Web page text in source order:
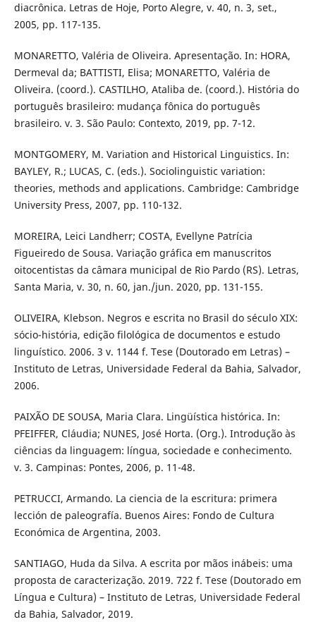
diacrônica. Letras de Hoje, Porto Alegre, v. 40, n. 3, set.,
2005, pp. 117-135.
MONARETTO, Valéria de Oliveira. Apresentação. In: HORA,
Dermeval da; BATTISTI, Elisa; MONARETTO, Valéria de
Oliveira. (coord.). CASTILHO, Ataliba de. (coord.). História do
português brasileiro: mudança fônica do português
brasileiro. v. 3. São Paulo: Contexto, 2019, pp. 7-12.
MONTGOMERY, M. Variation and Historical Linguistics. In:
BAYLEY, R.; LUCAS, C. (eds.). Sociolinguistic variation:
theories, methods and applications. Cambridge: Cambridge
University Press, 2007, pp. 110-132.
MOREIRA, Leici Landherr; COSTA, Evellyne Patrícia
Figueiredo de Sousa. Variação gráfica em manuscritos
oitocentistas da câmara municipal de Rio Pardo (RS). Letras,
Santa Maria, v. 30, n. 60, jan./jun. 2020, pp. 131-155.
OLIVEIRA, Klebson. Negros e escrita no Brasil do século XIX:
sócio-história, edição filológica de documentos e estudo
linguístico. 2006. 3 v. 1144 f. Tese (Doutorado em Letras) –
Instituto de Letras, Universidade Federal da Bahia, Salvador,
2006.
PAIXÃO DE SOUSA, Maria Clara. Lingüística histórica. In:
PFEIFFER, Cláudia; NUNES, José Horta. (Org.). Introdução às
ciências da linguagem: língua, sociedade e conhecimento.
v. 3. Campinas: Pontes, 2006, p. 11-48.
PETRUCCI, Armando. La ciencia de la escritura: primera
lección de paleografía. Buenos Aires: Fondo de Cultura
Económica de Argentina, 2003.
SANTIAGO, Huda da Silva. A escrita por mãos inábeis: uma
proposta de caracterização. 2019. 722 f. Tese (Doutorado em
Língua e Cultura) – Instituto de Letras, Universidade Federal
da Bahia, Salvador, 2019.